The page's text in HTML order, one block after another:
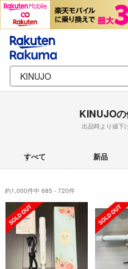
KINUJO
出品時より値下
すべて 新品
約1,000件中 685 - 720件